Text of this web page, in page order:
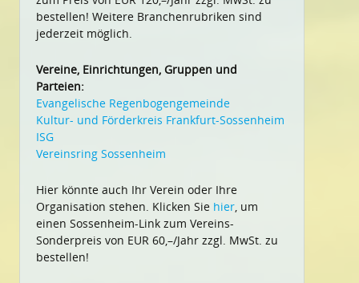
bestellen! Weitere Branchenrubriken sind
jederzeit möglich.
Vereine, Einrichtungen, Gruppen und
Parteien:
Evangelische Regenbogengemeinde
Kultur- und Förderkreis Frankfurt-Sossenheim
ISG
Vereinsring Sossenheim
Hier könnte auch Ihr Verein oder Ihre
Organisation stehen. Klicken Sie hier, um
einen Sossenheim-Link zum Vereins-
Sonderpreis von EUR 60,–/Jahr zzgl. MwSt. zu
bestellen!